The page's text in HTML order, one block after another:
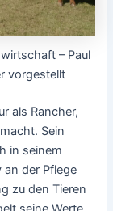
– Paul
vorgestellt
als Rancher,
Sein
in seinem
an der Pflege
zu den Tieren